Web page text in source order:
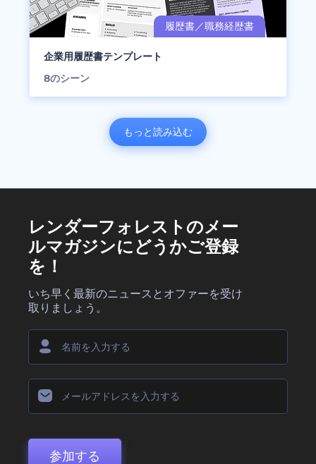
企業用履歴書テンプレート
8のシーン
もっと読み込む
レンダーフォレストのメー
ルマガジンにどうかご登録
を！
いち早く最新のニュースとオファーを受け
取りましょう。
参加する